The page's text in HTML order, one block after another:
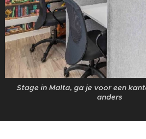
Stage in Malta, ga je voor een
anders